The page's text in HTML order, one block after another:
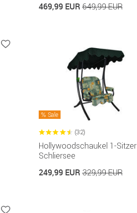
469,99 EUR649,99 EUR
Sale
(32)
Hollywoodschaukel 1-Sitzer
Schliersee
249,99 EUR329,99 EUR